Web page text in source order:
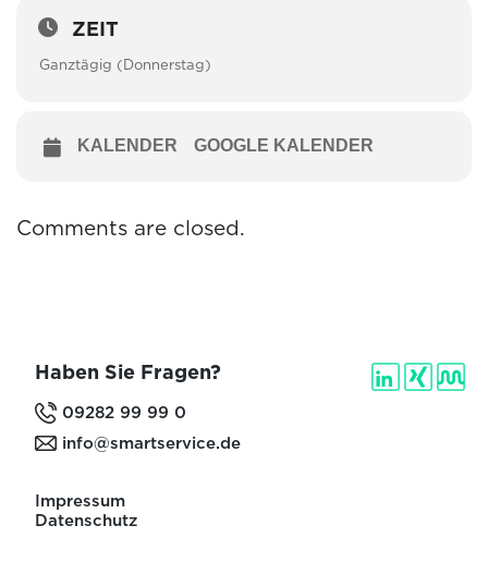
ZEIT
Ganztägig (Donnerstag)
KALENDER GOOGLE KALENDER
Comments are closed.
Haben Sie Fragen?
09282 99 99 0
info@smartservice.de
Impressum
Datenschutz